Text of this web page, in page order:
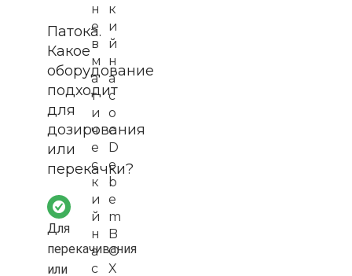
Патока.
Какое
оборудование
подходит
для
дозирования
или
перекачки?
Для
перекачивания
или
н
е
в
м
а
т
и
ч
е
с
к
и
й
н
а
с
к
и
й
н
а
с
о
с
D
e
b
e
m
B
O
X